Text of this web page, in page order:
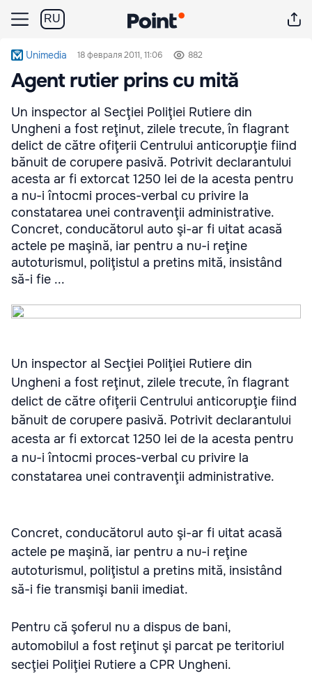
RU
Unimedia 18 февраля 2011, 11:06 882
Agent rutier prins cu mită
Un inspector al Secţiei Poliţiei Rutiere din
Ungheni a fost reţinut, zilele trecute, în flagrant
delict de către ofiţerii Centrului anticorupţie fiind
bănuit de corupere pasivă. Potrivit declarantului
acesta ar fi extorcat 1250 lei de la acesta pentru
a nu-i întocmi proces-verbal cu privire la
constatarea unei contravenţii administrative.
Concret, conducătorul auto şi-ar fi uitat acasă
actele pe maşină, iar pentru a nu-i reţine
autoturismul, poliţistul a pretins mită, insistând
să-i fie ...
Un inspector al Secţiei Poliţiei Rutiere din
Ungheni a fost reţinut, zilele trecute, în flagrant
delict de către ofiţerii Centrului anticorupţie fiind
bănuit de corupere pasivă. Potrivit declarantului
acesta ar fi extorcat 1250 lei de la acesta pentru
a nu-i întocmi proces-verbal cu privire la
constatarea unei contravenţii administrative.
Concret, conducătorul auto şi-ar fi uitat acasă
actele pe maşină, iar pentru a nu-i reţine
autoturismul, poliţistul a pretins mită, insistând
să-i fie transmişi banii imediat.
Pentru că şoferul nu a dispus de bani,
automobilul a fost reţinut şi parcat pe teritoriul
secţiei Poliţiei Rutiere a CPR Ungheni.